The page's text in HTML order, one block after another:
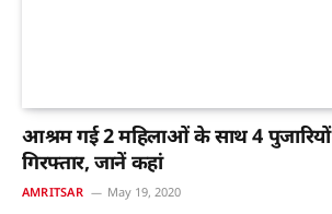
आश्रम गई 2 महिलाओं के साथ 4 पुजारियों
गिरफ्तार, जानें कहां
AMRITSAR May 19, 2020